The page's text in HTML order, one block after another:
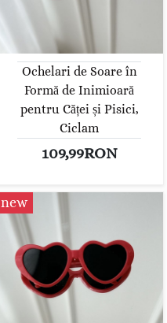
Ochelari de Soare în
Formă de Inimioară
pentru Căței și Pisici,
Ciclam
109,99RON
new